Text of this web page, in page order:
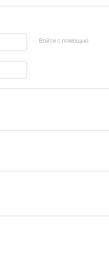
Войти с помощью